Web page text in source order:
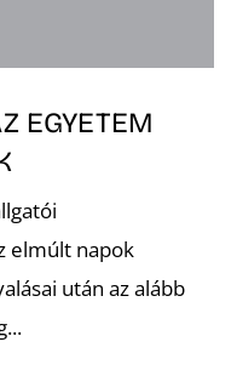
EGYETEM
elmúlt napok
után az alább